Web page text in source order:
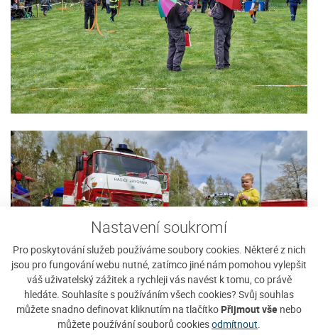
Nastavení soukromí
Pro poskytování služeb používáme soubory cookies. Některé z nich
jsou pro fungování webu nutné, zatímco jiné nám pomohou vylepšit
váš uživatelský zážitek a rychleji vás navést k tomu, co právě
hledáte. Souhlasíte s používáním všech cookies? Svůj souhlas
můžete snadno definovat kliknutím na tlačítko Přijmout vše nebo
můžete používání souborů cookiesodmítnout.